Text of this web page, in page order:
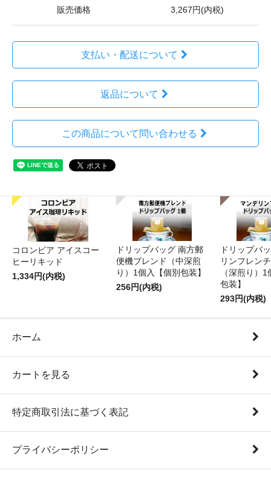
販売価格 3,267円(内税)
支払い・配送について
返品について
この商品について問い合わせる
コロンビア アイスコー
ヒーリキッド
1,334円(内税)
ドリップバッグ 南方郵
便機ブレンド（中深煎
り）1個入【個別包装】
256円(内税)
ドリップバ
リンフレン
（深煎り）
包装】
293円(内税)
ホーム
カートを見る
特定商取引法に基づく表記
プライバシーポリシー